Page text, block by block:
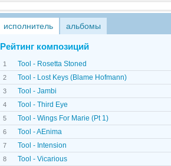
исполнитель альбомы
Рейтинг композиций
1 Tool - Rosetta Stoned
2
Tool - Lost Keys (Blame Hofmann)
3
Tool - Jambi
4
Tool - Third Eye
5
Tool - Wings For Marie (Pt 1)
6
Tool - AEnima
7
Tool - Intension
8
Tool - Vicarious